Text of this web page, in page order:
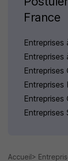
France
Entreprises
Entreprises
Entreprises
Entreprises
Accueil